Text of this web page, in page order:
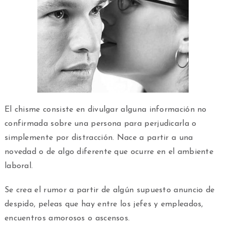
El chisme consiste en divulgar alguna información no
confirmada sobre una persona para perjudicarla o
simplemente por distracción. Nace a partir a una
novedad o de algo diferente que ocurre en el ambiente
laboral.
Se crea el rumor a partir de algún supuesto anuncio de
despido, peleas que hay entre los jefes y empleados,
encuentros amorosos o ascensos.